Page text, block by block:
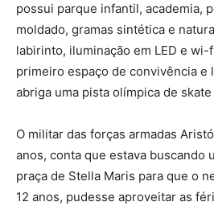
possui parque infantil, academia,
moldado, gramas sintética e
labirinto, iluminação em LED e wi-
primeiro espaço de convivência e
abriga uma pista olímpica de skate
O militar das forças armadas
anos, conta que estava buscando
praça de Stella Maris para que o
12 anos, pudesse aproveitar as